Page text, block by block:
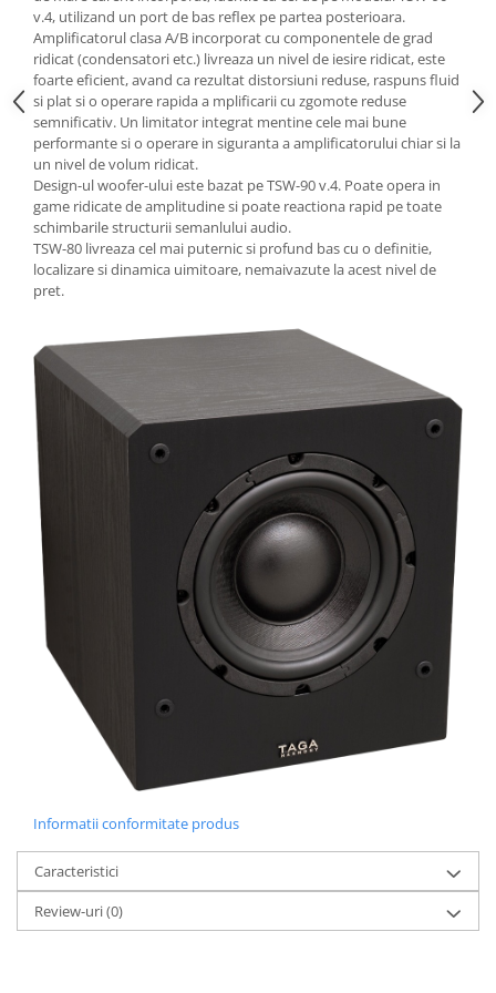
v.4, utilizand un port de bas reflex pe partea posterioara.
Amplificatorul clasa A/B incorporat cu componentele de grad
ridicat (condensatori etc.) livreaza un nivel de iesire ridicat, este
foarte eficient, avand ca rezultat distorsiuni reduse, raspuns fluid
si plat si o operare rapida a mplificarii cu zgomote reduse
semnificativ. Un limitator integrat mentine cele mai bune
performante si o operare in siguranta a amplificatorului chiar si la
un nivel de volum ridicat.
Design-ul woofer-ului este bazat pe TSW-90 v.4. Poate opera in
game ridicate de amplitudine si poate reactiona rapid pe toate
schimbarile structurii semanlului audio.
TSW-80 livreaza cel mai puternic si profund bas cu o definitie,
localizare si dinamica uimitoare, nemaivazute la acest nivel de
pret.
Informatii conformitate produs
Caracteristici
Review-uri(0)